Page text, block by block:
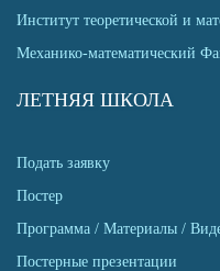
Институт теоретической и
Механико-математический
ЛЕТНЯЯ ШКОЛА
Подать заявку
Постер
Программа / Материалы /
Постерные презентации